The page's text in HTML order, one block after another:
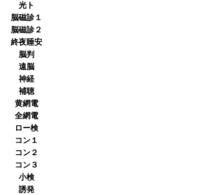
光ト
脳磁診１
脳磁診２
終夜睡安
脳判
遠脳
神経
補聴
黄網電
全網電
ロー検
コン１
コン２
コン３
小検
誘発